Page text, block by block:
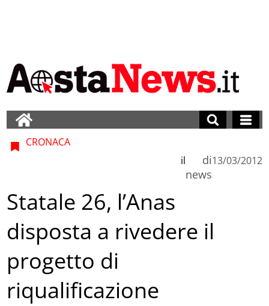
CRONACA
di
news
il 13/03/2012
Statale 26, l’Anas
disposta a rivedere il
progetto di
riqualificazione